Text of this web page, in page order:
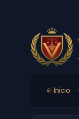
Vasquez
Inicio